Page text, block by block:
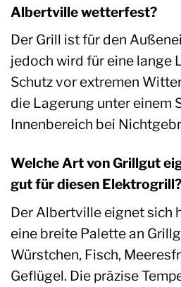
Albertville wetterfest?
Der Grill ist für den
jedoch wird für eine lange
Schutz vor extremen
die Lagerung unter einem
Innenbereich bei
Welche Art von Grillgut
gut für diesen Elektrogrill?
Der Albertville eignet sich
eine breite Palette an
Würstchen, Fisch,
Geflügel. Die präzise